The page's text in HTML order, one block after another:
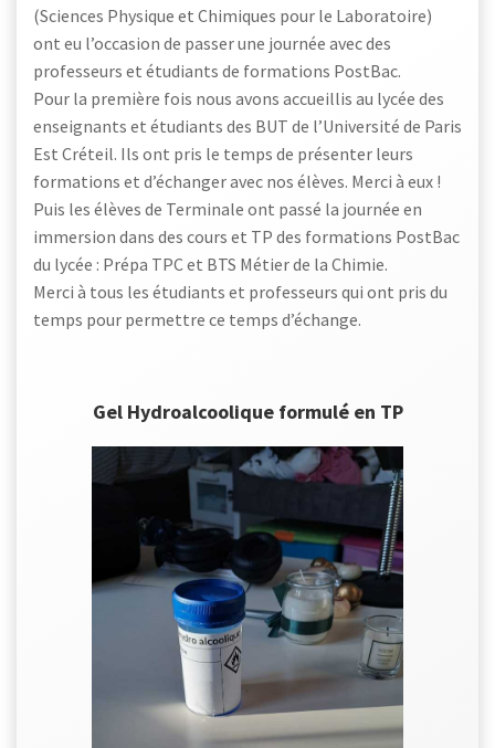
(Sciences Physique et Chimiques pour le Laboratoire)
ont eu l’occasion de passer une journée avec des
professeurs et étudiants de formations PostBac.
Pour la première fois nous avons accueillis au lycée des
enseignants et étudiants des BUT de l’Université de Paris
Est Créteil. Ils ont pris le temps de présenter leurs
formations et d’échanger avec nos élèves. Merci à eux !
Puis les élèves de Terminale ont passé la journée en
immersion dans des cours et TP des formations PostBac
du lycée : Prépa TPC et BTS Métier de la Chimie.
Merci à tous les étudiants et professeurs qui ont pris du
temps pour permettre ce temps d’échange.
Gel Hydroalcoolique formulé en TP